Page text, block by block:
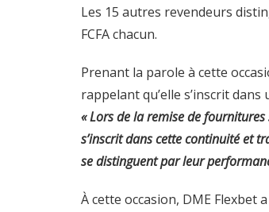
Les 15 autres revendeurs
FCFA chacun.
Prenant la parole à cette
rappelant qu’elle s’inscrit
« Lors de la remise de
s’inscrit dans cette continuité et
se distinguent par leur
À cette occasion, DME Flexbet